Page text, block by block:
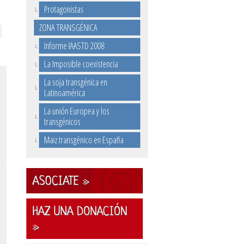
Protagonistas
ZONA TRANSGÉNICA
Informe IAASTD 2008
La Imposible coexistencia
La soja transgénica en
Latinoamérica
La unión Europea y los
transgénicos
Maiz transgénico en España
ASOCIATE »
HAZ UNA DONACIÓN
»